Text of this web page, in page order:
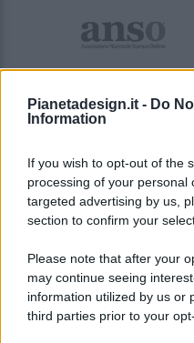
Pianetadesign.it - Do
Information
If you wish to opt-out of the
processing of your personal
targeted advertising by us,
section to confirm your
Please note that after your
may continue seeing
information utilized by us or
third parties prior to your
© 2026 - Pianeta Design -
Registrata Al Tribunale Di
ISCRIZIONE AL ROC N.
(ASSOCIAZIONE